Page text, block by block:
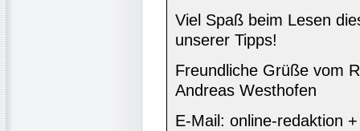
Viel Spaß beim Lesen
unserer Tipps!
Freundliche Grüße vom
Andreas Westhofen
E-Mail: online-redaktion